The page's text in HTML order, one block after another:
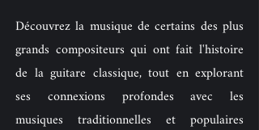
Découvrez la musique de certains des plus
grands compositeurs qui ont fait l'histoire
de la guitare classique, tout en explorant
ses connexions profondes avec les
musiques traditionnelles et populaires